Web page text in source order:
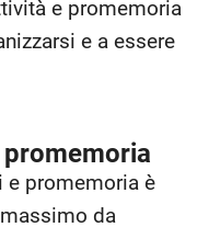
e promemoria
e a essere
e promemoria è
da